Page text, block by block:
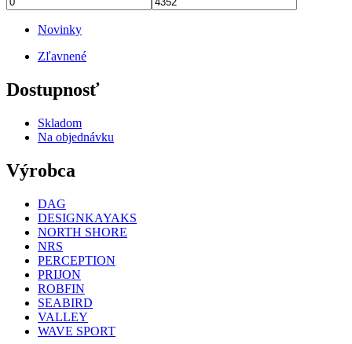
Novinky
Zľavnené
Dostupnosť
Skladom
Na objednávku
Výrobca
DAG
DESIGNKAYAKS
NORTH SHORE
NRS
PERCEPTION
PRIJON
ROBFIN
SEABIRD
VALLEY
WAVE SPORT